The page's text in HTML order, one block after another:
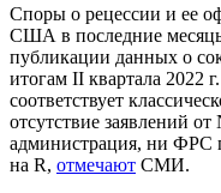
Споры о рецессии и ее
США в последние
публикации данных о
итогам II квартала 2022
соответствует
отсутствие заявлений
администрация, ни ФРС
на R, отмечают СМИ.